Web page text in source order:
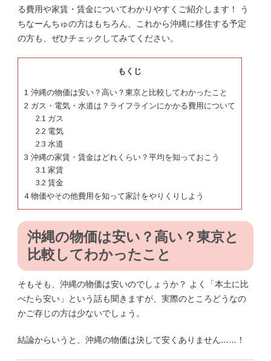
る費用や家賃・賃金についてわかりやすくご紹介します！ う
ちなーんちゅの方はもちろん、これから沖縄に移住する予定
の方も、ぜひチェックしてみてください。
もくじ
1 沖縄の物価は安い？高い？東京と比較してわかったこと
2 ガス・電気・水道は？ライフラインにかかる費用について
2.1 ガス
2.2 電気
2.3 水道
3 沖縄の家賃・賃金はどれくらい？平均を知っておこう
3.1 家賃
3.2 賃金
4物価やその他費用を知って家計をやりくりしよう
沖縄の物価は安い？高い？東京と
比較してわかったこと
そもそも、沖縄の物価は安いのでしょうか？ よく「本土に比
べたら安い」という話も聞きますが、実際のところどうなの
かご存じの方は少ないでしょう。
結論からいうと、沖縄の物価は決して安くありません……！